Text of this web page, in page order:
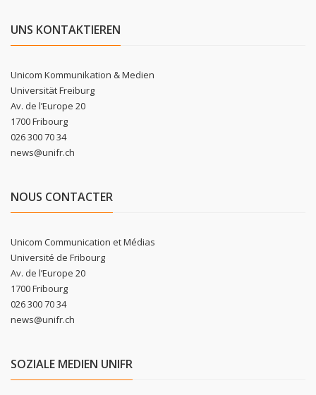
UNS KONTAKTIEREN
Unicom Kommunikation & Medien
Universität Freiburg
Av. de l’Europe 20
1700 Fribourg
026 300 70 34
news@unifr.ch
NOUS CONTACTER
Unicom Communication et Médias
Université de Fribourg
Av. de l’Europe 20
1700 Fribourg
026 300 70 34
news@unifr.ch
SOZIALE MEDIEN UNIFR